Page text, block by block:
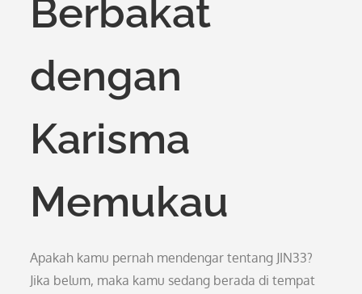
Berbakat
dengan
Karisma
Memukau
Apakah kamu pernah mendengar tentang JIN33?
Jika belum, maka kamu sedang berada di tempat